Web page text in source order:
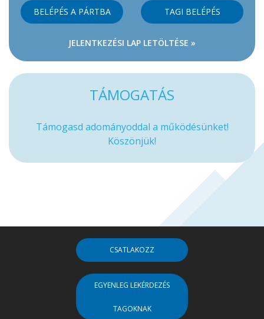
BELÉPÉS A PÁRTBA TAGI BELÉPÉS
JELENTKEZÉSI LAP LETÖLTÉSE »
TÁMOGATÁS
Támogasd adományoddal a működésünket!
Köszönjük!
CSATLAKOZZ
EGYENLEG LEKÉRDEZÉS
TAGOKNAK